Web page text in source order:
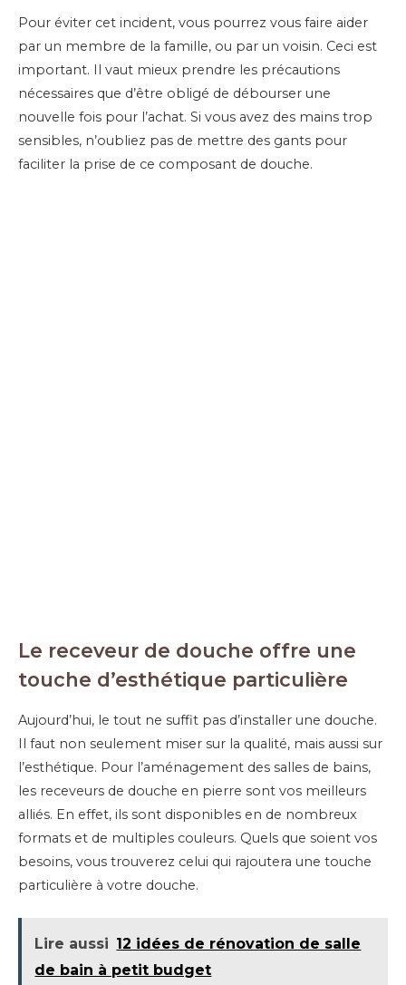
Pour éviter cet incident, vous pourrez vous faire aider
par un membre de la famille, ou par un voisin. Ceci est
important. Il vaut mieux prendre les précautions
nécessaires que d’être obligé de débourser une
nouvelle fois pour l’achat. Si vous avez des mains trop
sensibles, n’oubliez pas de mettre des gants pour
faciliter la prise de ce composant de douche.
Le receveur de douche offre une
touche d’esthétique particulière
Aujourd’hui, le tout ne suffit pas d’installer une douche.
Il faut non seulement miser sur la qualité, mais aussi sur
l’esthétique. Pour l’aménagement des salles de bains,
les receveurs de douche en pierre sont vos meilleurs
alliés. En effet, ils sont disponibles en de nombreux
formats et de multiples couleurs. Quels que soient vos
besoins, vous trouverez celui qui rajoutera une touche
particulière à votre douche.
Lire aussi 12 idées de rénovation de salle
de bain à petit budget